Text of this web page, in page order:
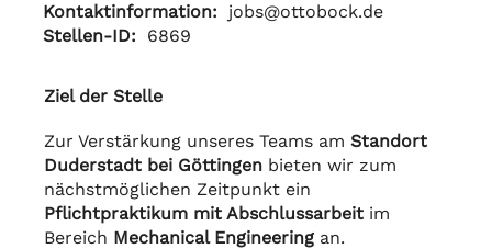
Kontaktinformation: jobs@ottobock.de
Stellen-ID: 6869
Ziel der Stelle
Zur Verstärkung unseres Teams am Standort
Duderstadt bei Göttingen bieten wir zum
nächstmöglichen Zeitpunkt ein
Pflichtpraktikum mit Abschlussarbeit im
Bereich Mechanical Engineeringan.